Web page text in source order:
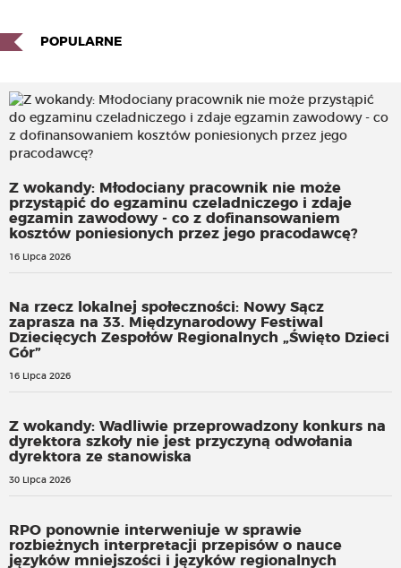
POPULARNE
Z wokandy: Młodociany pracownik nie może
przystąpić do egzaminu czeladniczego i zdaje
egzamin zawodowy - co z dofinansowaniem
kosztów poniesionych przez jego pracodawcę?
16 Lipca 2026
Na rzecz lokalnej społeczności: Nowy Sącz
zaprasza na 33. Międzynarodowy Festiwal
Dziecięcych Zespołów Regionalnych „Święto Dzieci
Gór”
16 Lipca 2026
Z wokandy: Wadliwie przeprowadzony konkurs na
dyrektora szkoły nie jest przyczyną odwołania
dyrektora ze stanowiska
30 Lipca 2026
RPO ponownie interweniuje w sprawie
rozbieżnych interpretacji przepisów o nauce
języków mniejszości i języków regionalnych